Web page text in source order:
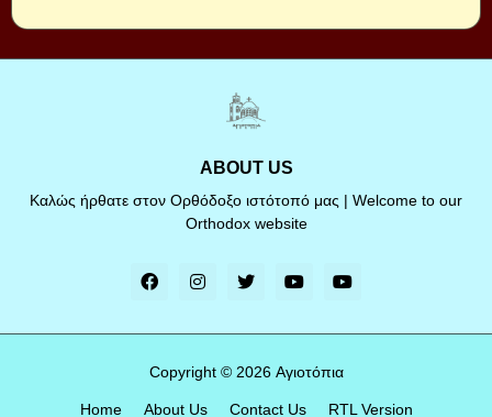
ABOUT US
Καλώς ήρθατε στον Ορθόδοξο ιστότοπό μας | Welcome to our
Orthodox website
Copyright © 2026 Αγιοτόπια
Home About Us Contact Us RTL Version